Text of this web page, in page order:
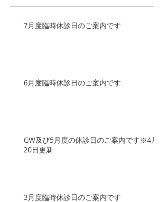
7月度臨時休診日のご案内です
6月度臨時休診日のご案内です
GW及び5月度の休診日のご案内です※4月
20日更新
3月度臨時休診日のご案内です